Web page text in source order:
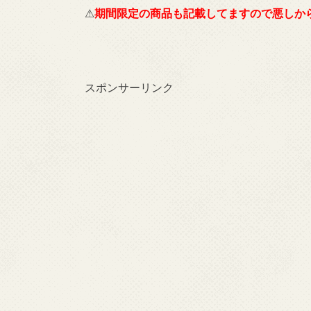
⚠期間限定の商品も記載してますので悪しか
スポンサーリンク